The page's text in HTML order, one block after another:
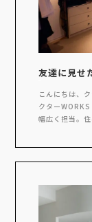
友達に見せ
こんにちは、
クター
幅広く担当。